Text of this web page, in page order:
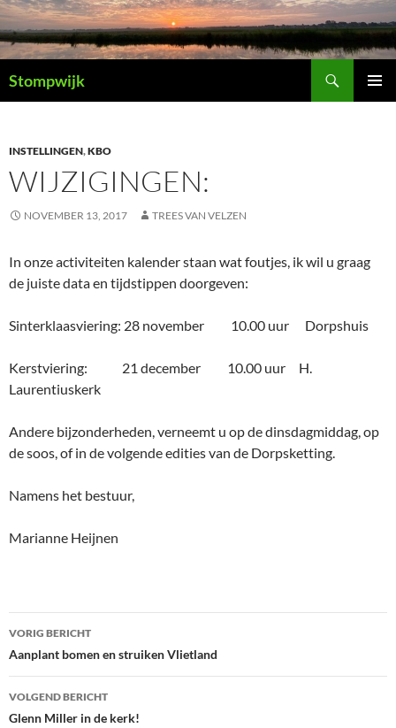
Ga
naar
de
inhoud
Stompwijk
INSTELLINGEN,KBO
WIJZIGINGEN:
NOVEMBER 13, 2017 TREES VAN VELZEN
In onze activiteiten kalender staan wat foutjes, ik wil u graag
de juiste data en tijdstippen doorgeven:
Sinterklaasviering: 28 november 10.00 uur Dorpshuis
Kerstviering: 21 december 10.00 uur H.
Laurentiuskerk
Andere bijzonderheden, verneemt u op de dinsdagmiddag, op
de soos, of in de volgende edities van de Dorpsketting.
Namens het bestuur,
Marianne Heijnen
Bericht
navigatie
VORIG BERICHT
Aanplant bomen en struiken Vlietland
VOLGEND BERICHT
Glenn Miller in de kerk!